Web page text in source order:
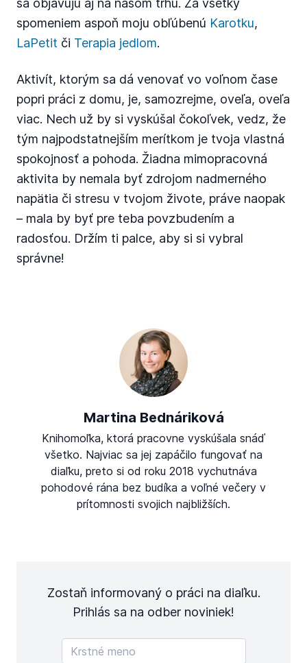
spomeniem aspoň moju obľúbenú Karotku,
LaPetit či Terapia jedlom.
Aktivít, ktorým sa dá venovať vo voľnom čase
popri práci z domu, je, samozrejme, oveľa, oveľa
viac. Nech už by si vyskúšal čokoľvek, vedz, že
tým najpodstatnejším merítkom je tvoja vlastná
spokojnosť a pohoda. Žiadna mimopracovná
aktivita by nemala byť zdrojom nadmerného
napätia či stresu v tvojom živote, práve naopak
– mala by byť pre teba povzbudením a
radosťou. Držím ti palce, aby si si vybral
správne!
Martina Bednáriková
Knihomoľka, ktorá pracovne vyskúšala snáď
všetko. Najviac sa jej zapáčilo fungovať na
diaľku, preto si od roku 2018 vychutnáva
pohodové rána bez budíka a voľné večery v
prítomnosti svojich najbližších.
Zostaň informovaný o práci na diaľku.
Prihlás sa na odber noviniek!